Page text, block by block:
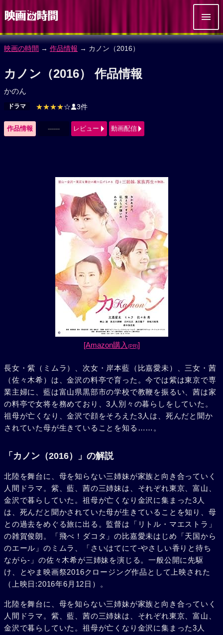
映画の時間 → 作品情報 → カノン（2016）
カノン（2016） 作品情報
かのん
ドラマ ★★★★☆ 3件
作品情報 ------ レビュー 動画配信
[Amazon購入 (PR)]
長女・紫（ミムラ）、次女・岸本藍（比嘉愛未）、三女・茜
（佐々木希）は、金沢の料亭で育った。今では紫は東京で専
業主婦に、藍は富山県黒部市の学校で教鞭を振るい、茜は家
の料亭で女将を務めており、3人別々の暮らしをしていた。
祖母が亡くなり、金沢で顔をそろえた3人は、死んだと聞か
されていた母が生きていることを知る……。
「カノン（2016）」の解説
北陸を舞台に、母を知らない三姉妹が家族と向き合っていく
人間ドラマ。紫、藍、茜の三姉妹は、それぞれ東京、富山、
金沢で暮らしていた。祖母が亡くなり金沢に集まった3人
は、死んだと聞かされていた母が生きていることを知り、母
との過去をめぐる旅に出る。監督は「リトル・マエストラ」
の雑賀俊朗。「飛べ！ダコタ」の比嘉愛未はじめ「天国から
のエール」のミムラ、「さいはてにて-やさしい香りと待ち
ながら-」の佐々木希が三姉妹を演じる。一般公開に先駆
け、とやま映画祭2016クロージング作品として上映された
（上映日:2016年6月12日）。
北陸を舞台に、母を知らない三姉妹が家族と向き合っていく
人間ドラマ。紫、藍、茜の三姉妹は、それぞれ東京、富山、
金沢で暮らしていた。祖母が亡くなり金沢に集まった3人